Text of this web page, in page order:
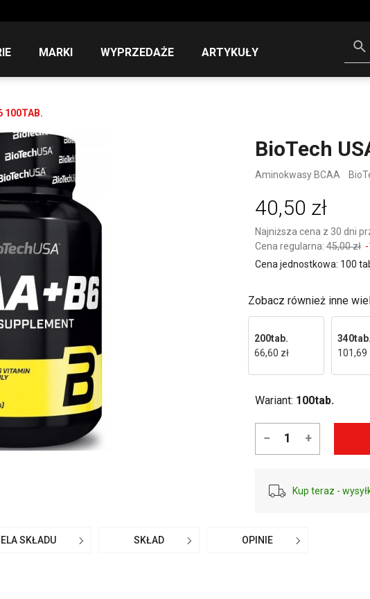
MARKI WYPRZEDAŻE ARTYKUŁY
100TAB.
BioTech
Aminokwasy BCAA
40,50 zł
Najniższa cena z 30 dni
Cena regularna: 45,00 zł
Cena jednostkowa: 100
Zobacz również inne
200tab.
66,60 zł
340tab.
101,69
Wariant: 100tab.
− +
Kup teraz -
SKŁADU SKŁAD OPINIE